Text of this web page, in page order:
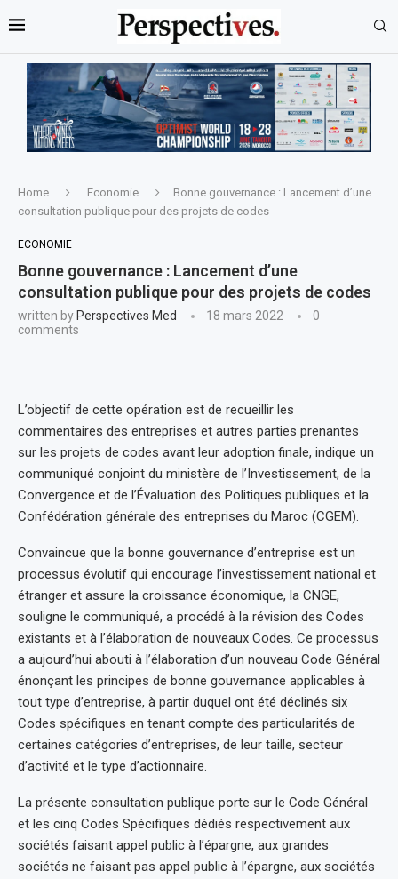
Home Economie
Bonne gouvernance : Lancement d’une
consultation publique pour des projets de codes
ECONOMIE
Bonne gouvernance : Lancement d’une
consultation publique pour des projets de codes
written by Perspectives Med 18 mars 2022
0
comments
L’objectif de cette opération est de recueillir les
commentaires des entreprises et autres parties prenantes
sur les projets de codes avant leur adoption finale, indique un
communiqué conjoint du ministère de l’Investissement, de la
Convergence et de l’Évaluation des Politiques publiques et la
Confédération générale des entreprises du Maroc (CGEM).
Convaincue que la bonne gouvernance d’entreprise est un
processus évolutif qui encourage l’investissement national et
étranger et assure la croissance économique, la CNGE,
souligne le communiqué, a procédé à la révision des Codes
existants et à l’élaboration de nouveaux Codes. Ce processus
a aujourd’hui abouti à l’élaboration d’un nouveau Code Général
énonçant les principes de bonne gouvernance applicables à
tout type d’entreprise, à partir duquel ont été déclinés six
Codes spécifiques en tenant compte des particularités de
certaines catégories d’entreprises, de leur taille, secteur
d’activité et le type d’actionnaire.
La présente consultation publique porte sur le Code Général
et les cinq Codes Spécifiques dédiés respectivement aux
sociétés faisant appel public à l’épargne, aux grandes
sociétés ne faisant pas appel public à l’épargne, aux sociétés